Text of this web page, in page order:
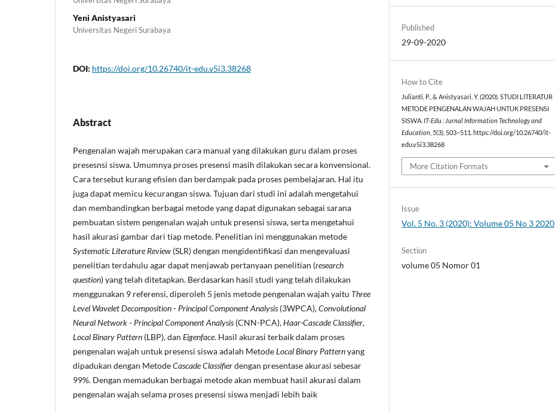
Yeni Anistyasari
Universitas Negeri Surabaya
DOI: https://doi.org/10.26740/it-edu.v5i3.38268
Abstract
Pengenalan wajah merupakan cara manual yang dilakukan guru dalam proses
presesnsi siswa. Umumnya proses presensi masih dilakukan secara konvensional.
Cara tersebut kurang efisien dan berdampak pada proses pembelajaran. Hal itu
juga dapat memicu kecurangan siswa. Tujuan dari studi ini adalah mengetahui
dan membandingkan berbagai metode yang dapat digunakan sebagai sarana
pembuatan sistem pengenalan wajah untuk presensi siswa, serta mengetahui
hasil akurasi gambar dari tiap metode. Penelitian ini menggunakan metode
SystematicLiterature Review (SLR) dengan mengidentifikasi dan mengevaluasi
penelitian terdahulu agar dapat menjawab pertanyaan penelitian (research
question) yang telah ditetapkan. Berdasarkan hasil studi yang telah dilakukan
menggunakan 9 referensi, diperoleh 5 jenis metode pengenalan wajah yaitu Three
Level Wavelet Decomposition- Principal Component Analysis (3WPCA),Convolutional
Neural Network- Principal Component Analysis (CNN-PCA),Haar-Cascade Classifier,
Local Binary Pattern (LBP), dan Eigenface. Hasil akurasi terbaik dalam proses
pengenalan wajah untuk presensi siswa adalah MetodeLocal Binary Patternyang
dipadukan dengan MetodeCascade Classifierdengan presentase akurasi sebesar
99%. Dengan memadukan berbagai metode akan membuat hasil akurasi dalam
pengenalan wajah selama proses presensi siswa menjadi lebih baik
Published
29-09-2020
How to Cite
Julianti, P., & Anistyasari, Y. (2020). STUDI LITERATUR
METODE PENGENALAN WAJAH UNTUK PRESENSI
SISWA.IT-Edu : Jurnal Information Technology and
Education ,5(3), 503–511. https://doi.org/10.26740/it-
edu.v5i3.38268
More Citation Formats
Issue
Vol. 5 No. 3 (2020): Volume 05 No 3 2020
Section
volume 05 Nomor 01